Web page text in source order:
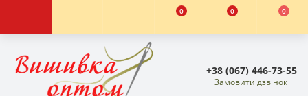
0 0 0
+38 (067) 446-73-55
Замовити дзвінок